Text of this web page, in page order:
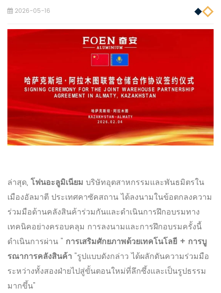
2026-05-16
ล่าสุด,โฟนอะลูมิเนียม บริษัทอุตสาหกรรมและพันธมิตรใน
เมืองอัลมาตี ประเทศคาซัคสถาน ได้ลงนามในข้อตกลงความ
ร่วมมือด้านคลังสินค้าร่วมกันและดำเนินการฝึกอบรมทาง
เทคนิคอย่างครอบคลุม การลงนามและการฝึกอบรมครั้งนี้
ดำเนินการผ่าน " การเสริมศักยภาพด้วยเทคโนโลยี + การบู
รณาการคลังสินค้า "รูปแบบดังกล่าว ได้ผลักดันความร่วมมือ
ระหว่างทั้งสองฝ่ายไปสู่ขั้นตอนใหม่ที่ลึกซึ้งและเป็นรูปธรรม
มากขึ้น"